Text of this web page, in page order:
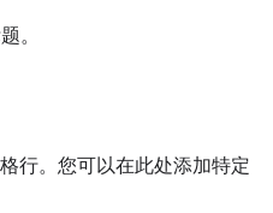
。
行。您可以在此处添加特定